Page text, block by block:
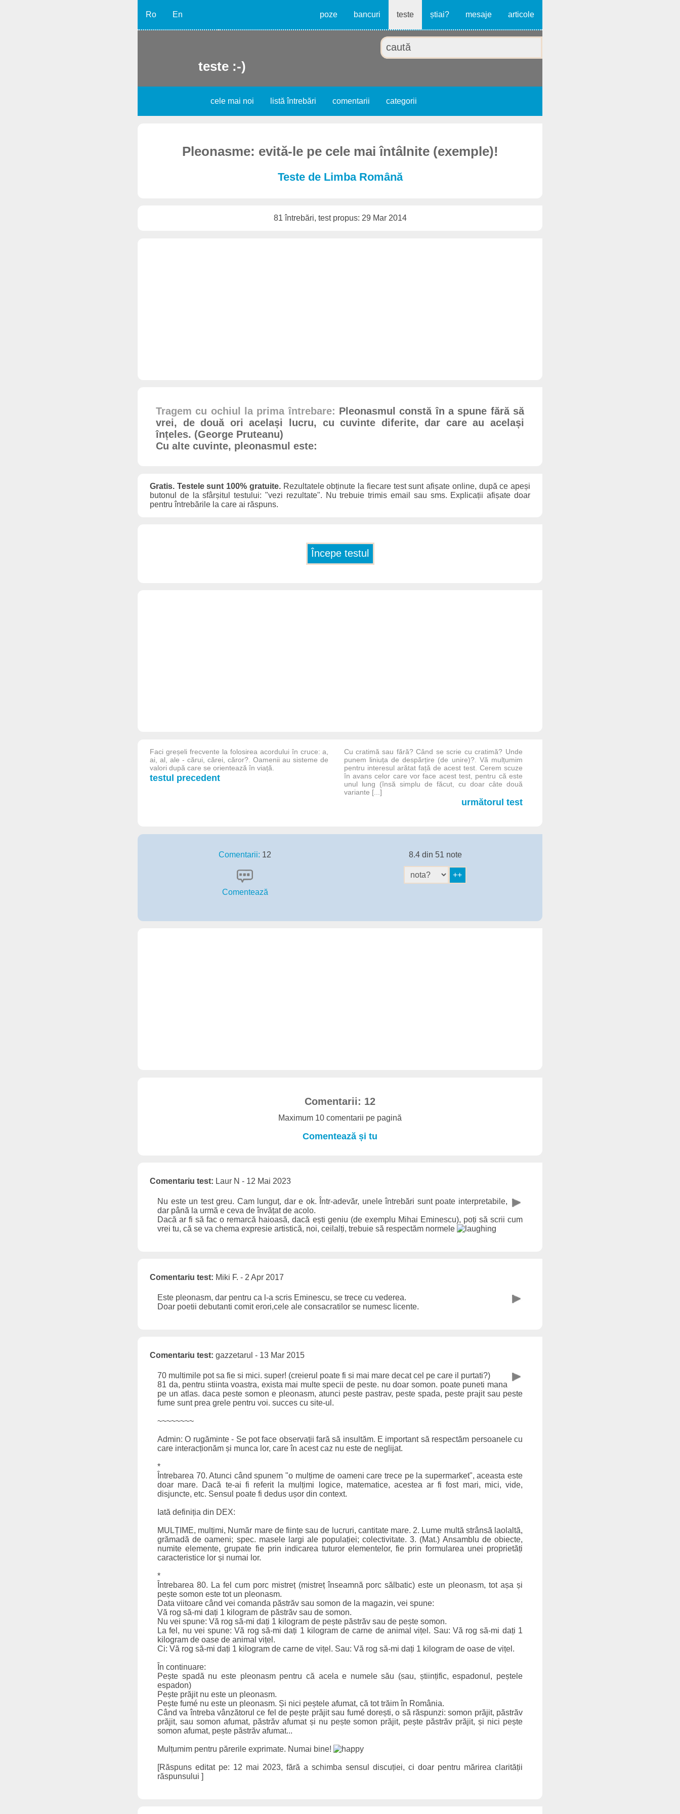
Ro En poze bancuri teste știai? mesaje articole
teste :-)
cele mai noi listă întrebări comentarii categorii
Pleonasme: evită-le pe cele mai întâlnite (exemple)!
Teste de Limba Română
81 întrebări, test propus: 29 Mar 2014
Tragem cu ochiul la prima întrebare: Pleonasmul constă în a spune fără să
vrei, de două ori același lucru, cu cuvinte diferite, dar care au același
înțeles. (George Pruteanu)
Cu alte cuvinte, pleonasmul este:
Gratis. Testele sunt 100% gratuite.Rezultatele obținute la fiecare test sunt afișate online, după ce apeși
butonul de la sfârșitul testului: "vezi rezultate". Nu trebuie trimis email sau sms. Explicații afișate doar
pentru întrebările la care ai răspuns.
Faci greșeli frecvente la folosirea acordului în cruce: a,
ai, al, ale - cărui, cărei, căror?. Oamenii au sisteme de
valori după care se orientează în viață.
testul precedent
Cu cratimă sau fără? Când se scrie cu cratimă? Unde
punem liniuța de despărțire (de unire)?. Vă mulțumim
pentru interesul arătat față de acest test. Cerem scuze
în avans celor care vor face acest test, pentru că este
unul lung (însă simplu de făcut, cu doar câte două
variante [...]
următorul test
Comentarii: 12
Comentează
8.4 din 51 note
Comentarii: 12
Maximum 10 comentarii pe pagină
Comentează și tu
Comentariu test: Laur N - 12 Mai 2023
Nu este un test greu. Cam lunguț, dar e ok. Într-adevăr, unele întrebări sunt poate interpretabile,
dar până la urmă e ceva de învățat de acolo.
Dacă ar fi să fac o remarcă haioasă, dacă ești geniu (de exemplu Mihai Eminescu), poți să scrii cum
vrei tu, că se va chema expresie artistică, noi, ceilalți, trebuie să respectăm normele
Comentariu test: Miki F. - 2 Apr 2017
Este pleonasm, dar pentru ca l-a scris Eminescu, se trece cu vederea.
Doar poetii debutanti comit erori,cele ale consacratilor se numesc licente.
Comentariu test: gazzetarul - 13 Mar 2015
70 multimile pot sa fie si mici. super! (creierul poate fi si mai mare decat cel pe care il purtati?)
81 da, pentru stiinta voastra, exista mai multe specii de peste. nu doar somon. poate puneti mana
pe un atlas. daca peste somon e pleonasm, atunci peste pastrav, peste spada, peste prajit sau peste
fume sunt prea grele pentru voi. succes cu site-ul.
~~~~~~~~
Admin: O rugăminte - Se pot face observații fară să insultăm. E important să respectăm persoanele cu
care interacționăm și munca lor, care în acest caz nu este de neglijat.
*
Întrebarea 70. Atunci când spunem "o mulțime de oameni care trece pe la supermarket", aceasta este
doar mare. Dacă te-ai fi referit la mulțimi logice, matematice, acestea ar fi fost mari, mici, vide,
disjuncte, etc. Sensul poate fi dedus ușor din context.
Iată definiția din DEX:
MULȚIME, mulțimi, Număr mare de ființe sau de lucruri, cantitate mare. 2. Lume multă strânsă laolaltă,
grămadă de oameni; spec. masele largi ale populației; colectivitate. 3. (Mat.) Ansamblu de obiecte,
numite elemente, grupate fie prin indicarea tuturor elementelor, fie prin formularea unei proprietăți
caracteristice lor și numai lor.
*
Întrebarea 80. La fel cum porc mistreț (mistreț înseamnă porc sălbatic) este un pleonasm, tot așa și
pește somon este tot un pleonasm.
Data viitoare când vei comanda păstrăv sau somon de la magazin, vei spune:
Vă rog să-mi dați 1 kilogram de păstrăv sau de somon.
Nu vei spune: Vă rog să-mi dați 1 kilogram de pește păstrăv sau de pește somon.
La fel, nu vei spune: Vă rog să-mi dați 1 kilogram de carne de animal vițel. Sau: Vă rog să-mi dați 1
kilogram de oase de animal vițel.
Ci: Vă rog să-mi dați 1 kilogram de carne de vițel. Sau: Vă rog să-mi dați 1 kilogram de oase de vițel.
În continuare:
Pește spadă nu este pleonasm pentru că acela e numele său (sau, științific, espadonul, peștele
espadon)
Pește prăjit nu este un pleonasm.
Pește fumé nu este un pleonasm. Și nici peștele afumat, că tot trăim în România.
Când va întreba vânzătorul ce fel de pește prăjit sau fumé dorești, o să răspunzi: somon prăjit, păstrăv
prăjit, sau somon afumat, păstrăv afumat și nu pește somon prăjit, pește păstrăv prăjit, și nici pește
somon afumat, pește păstrăv afumat...
Mulțumim pentru părerile exprimate. Numai bine!
[Răspuns editat pe: 12 mai 2023, fără a schimba sensul discuției, ci doar pentru mărirea clarității
răspunsului ]